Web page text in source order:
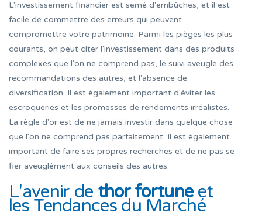
L'investissement financier est semé d'embûches, et il est
facile de commettre des erreurs qui peuvent
compromettre votre patrimoine. Parmi les pièges les plus
courants, on peut citer l'investissement dans des produits
complexes que l'on ne comprend pas, le suivi aveugle des
recommandations des autres, et l'absence de
diversification. Il est également important d'éviter les
escroqueries et les promesses de rendements irréalistes.
La règle d'or est de ne jamais investir dans quelque chose
que l'on ne comprend pas parfaitement. Il est également
important de faire ses propres recherches et de ne pas se
fier aveuglément aux conseils des autres.
L'avenir de thor fortuneet
les Tendances du Marché